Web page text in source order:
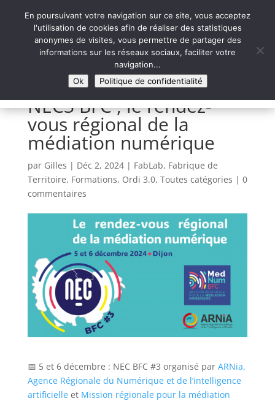
Syntaxe Erreur 2.0
LE NUMÉRIQUE SOLIDAIRE
NEC3 BFC , le rendez-
vous régional de la
médiation numérique
par Gilles | Déc 2, 2024| FabLab, Fabrique de
Territoire, Formations, Ordi 3.0, Toutes catégories | 0
commentaires
📅 5 et 6 décembre : NEC BFC #3 organisé par ARNia,
Agence Régionale du Numérique et de l’intelligence
artificielleet Mission régionale pour la médiation
En poursuivant votre navigation sur ce site, vous acceptez
l'utilisation de cookies afin de réaliser des statistiques
anonymes de visites, vous permettre de partager des
informations sur les réseaux sociaux, faciliter votre
navigation...
Ok
Politique de confidentialité